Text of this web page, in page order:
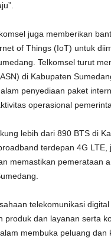
juga memberikan
of Things (IoT) untuk
Telkomsel turut
di Kabupaten
penyediaan paket
operasional
lebih dari 890 BTS di
terdepan 4G
memastikan pemerataan
telekomunikasi
produk dan layanan serta
membuka peluang